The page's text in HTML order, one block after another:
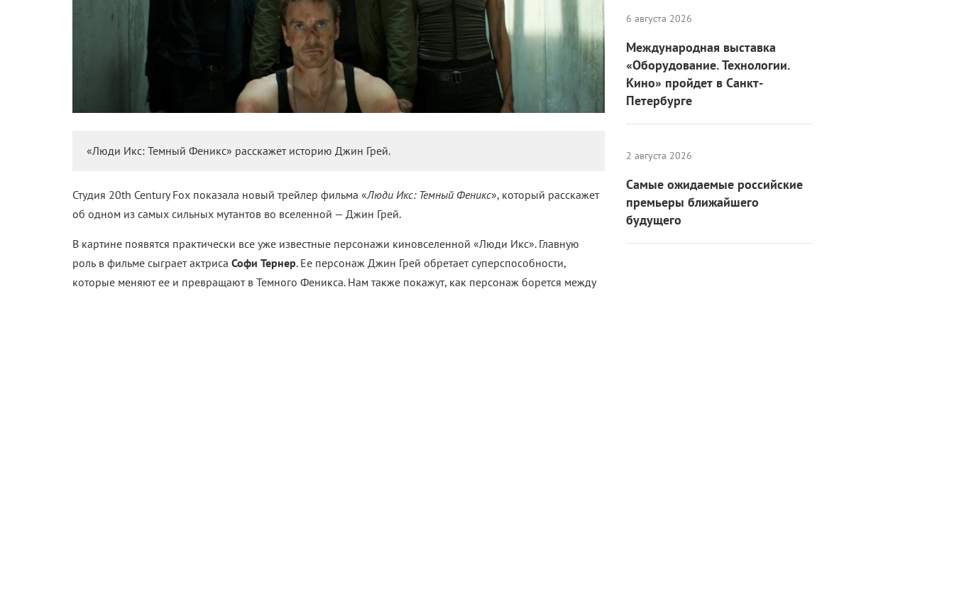
«Люди Икс: Темный Феникс» расскажет историю Джин Грей.
Студия 20th Century Fox показала новый трейлер фильма «Люди Икс: Темный Феникс», который расскажет
об одном из самых сильных мутантов во вселенной — Джин Грей.
В картине появятся практически все уже известные персонажи киновселенной «Люди Икс». Главную
роль в фильме сыграет актриса Софи Тернер. Ее персонаж Джин Грей обретает суперспособности,
которые меняют ее и превращают в Темного Феникса. Нам также покажут, как персонаж борется между
6 августа 2026
Международная выставка
«Оборудование. Технологии.
Кино» пройдет в Санкт-
Петербурге
2 августа 2026
Самые ожидаемые российские
премьеры ближайшего
будущего